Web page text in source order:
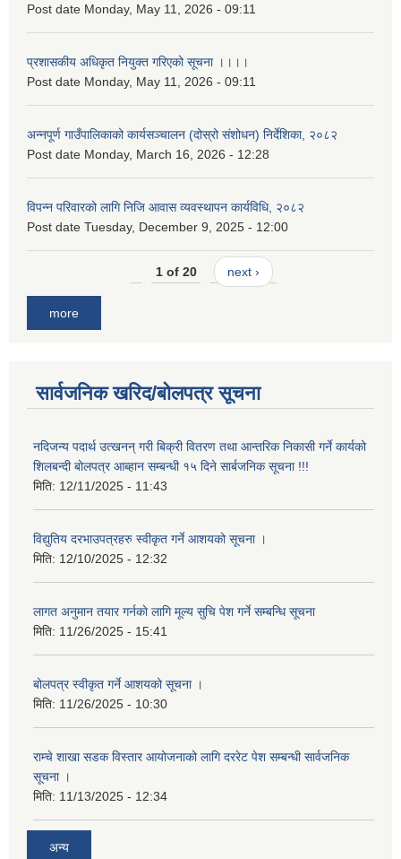
Post date Monday, May 11, 2026 - 09:11
प्रशासकीय अधिकृत नियुक्त गरिएको सूचना ।।।।
Post date Monday, May 11, 2026 - 09:11
अन्नपूर्ण गाउँपालिकाको कार्यसञ्चालन (दोस्रो संशोधन) निर्देशिका, २०८२
Post date Monday, March 16, 2026 - 12:28
विपन्न परिवारको लागि निजि आवास व्यवस्थापन कार्यविधि, २०८२
Post date Tuesday, December 9, 2025 - 12:00
1 of 20 next ›
more
सार्वजनिक खरिद/बोलपत्र सूचना
नदिजन्य पदार्थ उत्खनन् गरी बिक्री वितरण तथा आन्तरिक निकासी गर्ने कार्यको
शिलबन्दी बोलपत्र आब्हान सम्बन्धी १५ दिने सार्बजनिक सूचना !!!
मिति: 12/11/2025 - 11:43
विद्युतिय दरभाउपत्रहरु स्वीकृत गर्ने आशयको सूचना ।
मिति: 12/10/2025 - 12:32
लागत अनुमान तयार गर्नकाे लागि मूल्य सुचि पेश गर्ने सम्बन्धि सूचना
मिति: 11/26/2025 - 15:41
बोलपत्र स्वीकृत गर्ने आशयको सूचना ।
मिति: 11/26/2025 - 10:30
राम्चे शाखा सडक विस्तार आयोजनाको लागि दररेट पेश सम्बन्धी सार्वजनिक
सूचना ।
मिति: 11/13/2025 - 12:34
अन्य